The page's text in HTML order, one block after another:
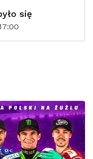
się